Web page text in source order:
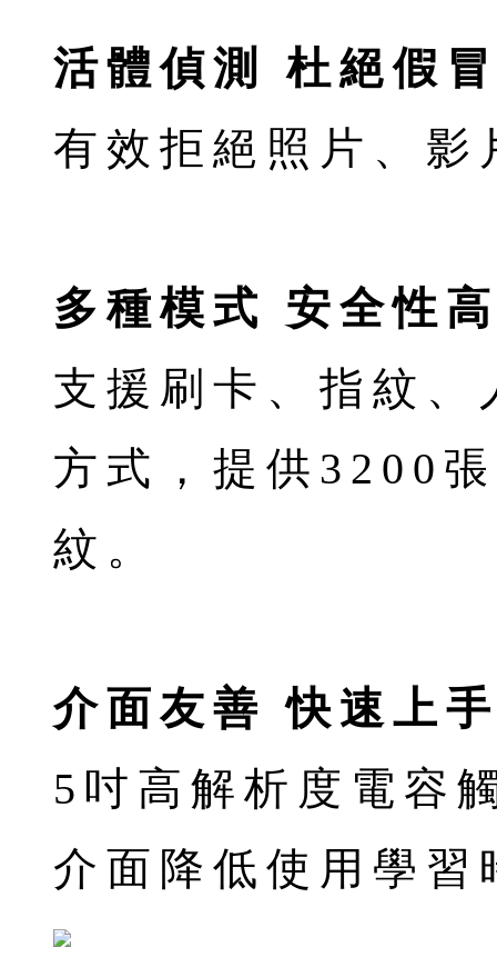
活體偵測 杜絕假
有效拒絕照片、
多種模式 安全性
支援刷卡、指紋
方式，提供3200
紋。
介面友善 快速上
5吋高解析度電容
介面降低使用學習